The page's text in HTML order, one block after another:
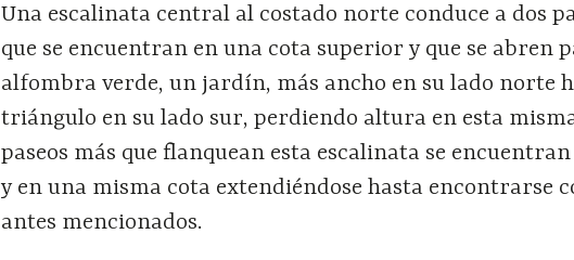
Una escalinata central al costado norte conduce a dos
que se encuentran en una cota superior y que se abren
alfombra verde, un jardín, más ancho en su lado norte
triángulo en su lado sur, perdiendo altura en esta
paseos más que flanquean esta escalinata se
y en una misma cota extendiéndose hasta encontrarse
antes mencionados.